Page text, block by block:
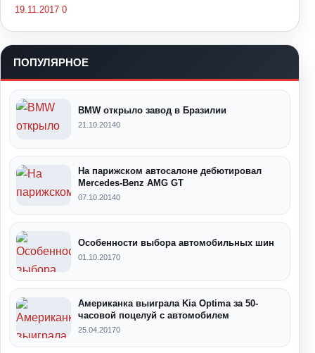
19.11.2017 0
ПОПУЛЯРНОЕ
BMW открыло завод в Бразилии
21.10.20140
На парижском автосалоне дебютировал
Mercedes-Benz AMG GT
07.10.20140
Особенности выбора автомобильных шин
01.10.20170
Американка выиграла Kia Optima за 50-
часовой поцелуй с автомобилем
25.04.20170